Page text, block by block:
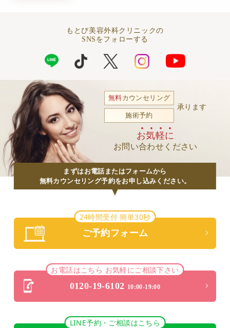
もとび美容外科クリニックの
SNSをフォローする
無料カウンセリング
施術予約
承ります
お気軽に
お問い合わせください
まずはお電話またはフォームから
無料カウンセリング予約をお申し込みください。
24時間受付 簡単30秒
ご予約フォーム
お電話はこちら お気軽にご相談下さい
0120-19-6102 10:00-19:00
LINE予約・ご相談はこちら